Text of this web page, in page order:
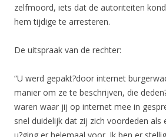
zelfmoord, iets dat de autoriteiten
hem tijdige te arresteren.
De uitspraak van de rechter:
“U werd gepakt?door internet
manier om ze te beschrijven, die
waren waar jij op internet mee in
snel duidelijk dat zij zich voordeden als